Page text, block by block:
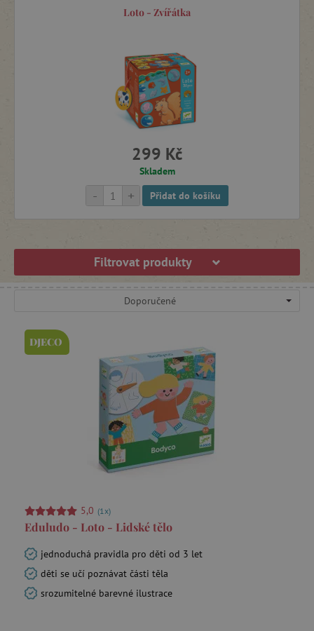
Loto - Zvířátka
299 Kč
Skladem
+
- Přidat do košíku
Filtrovat produkty
Doporučené
DJECO
5,0 (1x)
Eduludo - Loto - Lidské tělo
jednoduchá pravidla pro děti od 3 let
děti se učí poznávat části těla
srozumitelné barevné ilustrace